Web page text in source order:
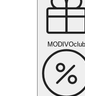
MODIVOclub